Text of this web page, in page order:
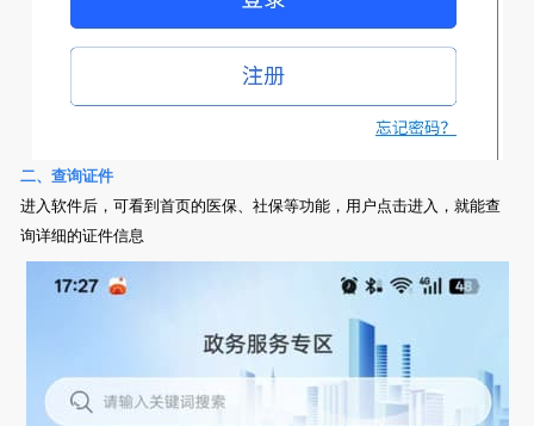
二、查询证件
进入软件后，可看到首页的医保、社保等功能，用户点击进入，就能查
询详细的证件信息